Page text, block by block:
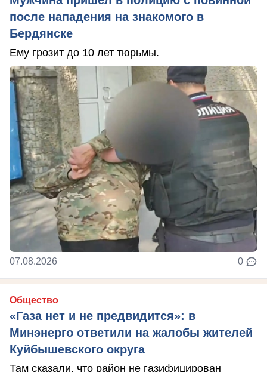
после нападения на знакомого в
Бердянске
Ему грозит до 10 лет тюрьмы.
07.08.2026 0
Общество
«Газа нет и не предвидится»: в
Минэнерго ответили на жалобы жителей
Куйбышевского округа
Там сказали, что район не газифицирован